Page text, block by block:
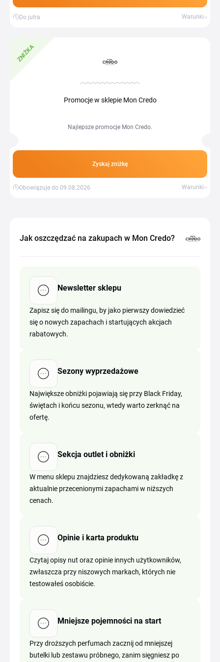
Do jutra Warunki
ZNIŻKA
Promocje w sklepie Mon Credo
Najlepsze promocje Mon Credo.
Zyskaj zniżkę
Obowiązuje do 09.08.2026 Warunki
Jak oszczędzać na zakupach w Mon Credo?
Newsletter sklepu
Zapisz się do mailingu, by jako pierwszy dowiedzieć
się o nowych zapachach i startujących akcjach
rabatowych.
Sezony wyprzedażowe
Największe obniżki pojawiają się przy Black Friday,
świętach i końcu sezonu, wtedy warto zerknąć na
ofertę.
Sekcja outlet i obniżki
W menu sklepu znajdziesz dedykowaną zakładkę z
aktualnie przecenionymi zapachami w niższych
cenach.
Opinie i karta produktu
Czytaj opisy nut oraz opinie innych użytkowników,
zwłaszcza przy niszowych markach, których nie
testowałeś osobiście.
Mniejsze pojemności na start
Przy droższych perfumach zacznij od mniejszej
butelki lub zestawu próbnego, zanim sięgniesz po